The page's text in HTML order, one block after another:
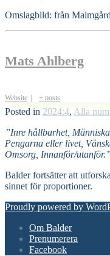
Omslagbild: från
Mats Ahlberg
Website + posts
Posted in 2024:4, Alla
”Inre hållbarhet,
Pengarna eller livet,
Omsorg, Innanför/utanför.”
Balder fortsätter att
sinnet för proportioner.
Proudly powered by
Footer
navigation
Om Balder
Prenumerera
Facebook